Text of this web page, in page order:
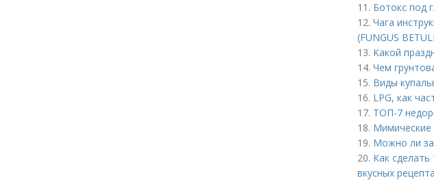
11. Ботокс под
12. Чага
(FUNGUS
13. Какой
14. Чем
15. Виды
16. LPG, как
17. ТОП-7
18.
19. Можно ли
20. Как
вкусных рецепта